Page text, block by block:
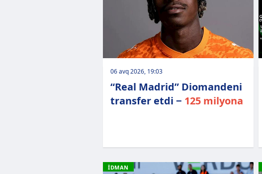
06 avq 2026, 19:03
“Real Madrid” Diomandeni
transfer etdi − 125 milyona
İDMAN